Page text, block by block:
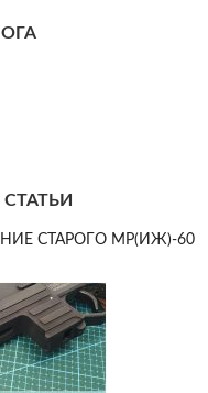
СТАРОГО МР(ИЖ)-60